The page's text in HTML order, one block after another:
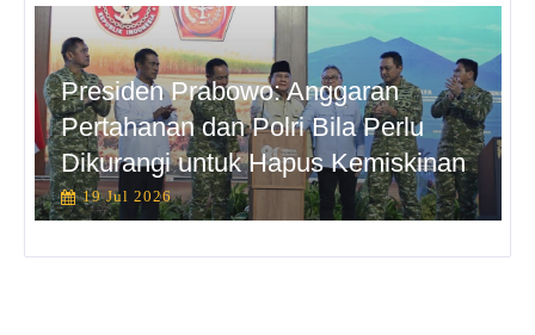
Presiden Prabowo: Anggaran
Pertahanan dan Polri Bila Perlu
Dikurangi untuk Hapus Kemiskinan
19 Jul 2026